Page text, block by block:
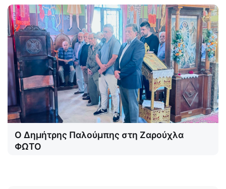
Ο Δημήτρης Παλούμπης στη Ζαρούχλα
ΦΩΤΟ